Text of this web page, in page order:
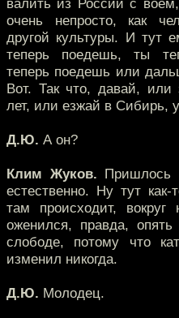
валить из России с
очень непросто, как
другой культуры. И тут
теперь поедешь, ты
теперь поедешь или
Вот. Так что, давай, или
лет, или езжай в Сибирь,
Д.Ю. А он?
Клим Жуков. Пришлось
естественно. Ну тут
там происходит, вокруг
оженился, правда,
слободе, потому что
изменил никогда.
Д.Ю. Молодец.